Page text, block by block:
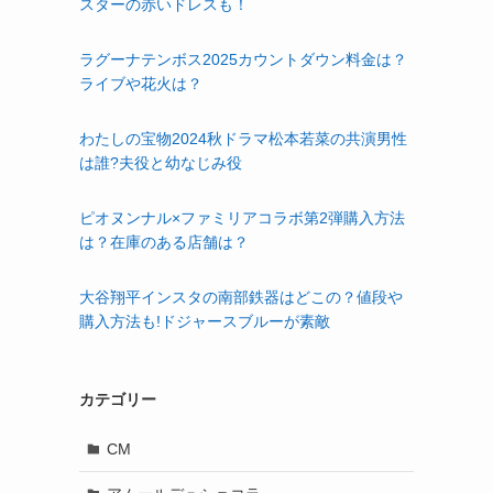
スターの赤いドレスも！
ラグーナテンボス2025カウントダウン料金は？
ライブや花火は？
わたしの宝物2024秋ドラマ松本若菜の共演男性
は誰?夫役と幼なじみ役
ピオヌンナル×ファミリアコラボ第2弾購入方法
は？在庫のある店舗は？
大谷翔平インスタの南部鉄器はどこの？値段や
購入方法も!ドジャースブルーが素敵
カテゴリー
CM